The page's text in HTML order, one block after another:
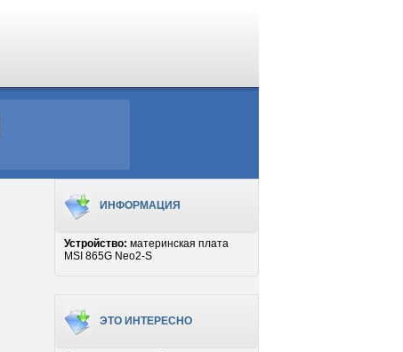
ИНФОРМАЦИЯ
Устройство: материнская плата
MSI 865G Neo2-S
ЭТО ИНТЕРЕСНО